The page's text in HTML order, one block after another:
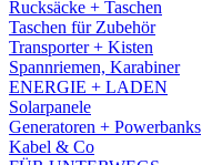
Rucksäcke + Taschen
Taschen für Zubehör
Transporter + Kisten
Spannriemen, Karabiner
ENERGIE + LADEN
Solarpanele
Generatoren + Powerbanks
Kabel & Co